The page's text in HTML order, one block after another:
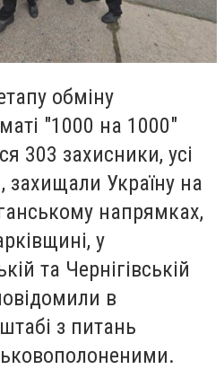
обміну
"1000 на 1000"
303 захисники, усі
захищали Україну на
напрямках,
у
та Чернігівській
в
з питань